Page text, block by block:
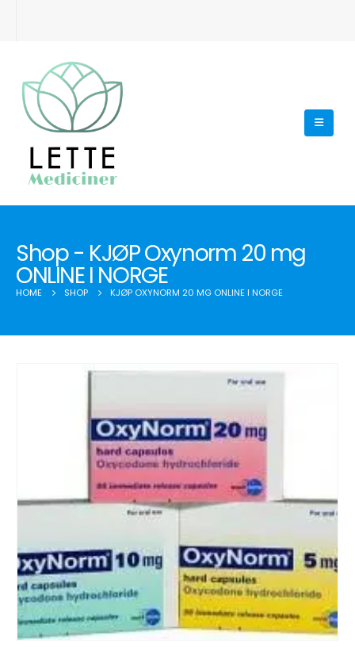
Shop - KJØP Oxynorm 20 mg
ONLINE I NORGE
HOME SHOP KJØP OXYNORM 20 MG ONLINE I NORGE